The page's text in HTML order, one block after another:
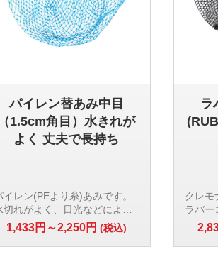
パイレン替あみ中目
1.5cm角目）水きれが
よく 丈夫で長持ち
イレン(PEより糸)あみです。
切れがよく、日光などによる
材の劣化が遅く、丈夫で長持
します。材質:パイレンより糸
径:36cm・40cm・45cm・
1,433円～2,250円 (税込)
ラ
クレモ
ラバー
のよ
材質: